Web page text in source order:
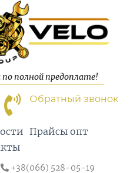
по полной предоплате!
Обратный звонок
Прайсы опт
+38(066) 528-05-19